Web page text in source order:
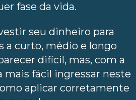
fase da vida.
seu dinheiro para
a curto, médio e longo
difícil, mas, com a
mais fácil ingressar neste
aplicar corretamente